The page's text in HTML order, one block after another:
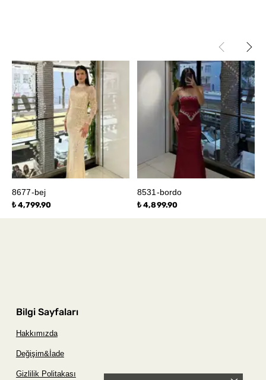
8677-bej
₺ 4,799.90
8531-bordo
₺ 4,899.90
Bilgi Sayfaları
Hakkımızda
Değişim&İade
Gizlilik Politakası